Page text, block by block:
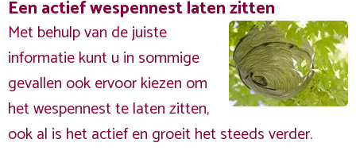
Een actief wespennest laten zitten
Met behulp van de juiste
informatie kunt u in sommige
gevallen ook ervoor kiezen om
het wespennest te laten zitten,
ook al is het actief en groeit het steeds verder.